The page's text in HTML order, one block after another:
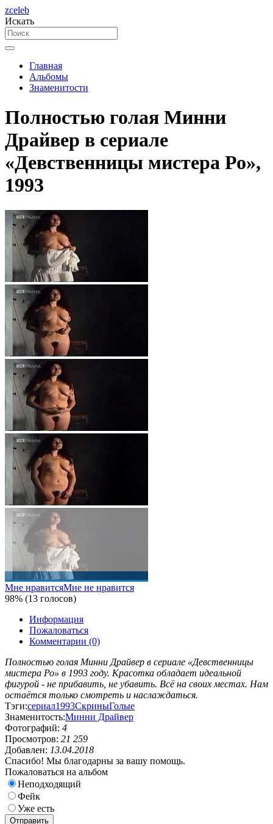
zceleb
Искать
Главная
Альбомы
Знаменитости
Полностью голая Минни
Драйвер в сериале
«Девственницы мистера Ро»,
1993
Мне нравитсяМне не нравится
98% (13 голосов)
Информация
Пожаловаться
Комментарии (0)
Полностью голая Минни Драйвер в сериале «Девственницы
мистера Ро» в 1993 году. Красотка обладает идеальной
фигурой - не прибавить, не убавить. Всё на своих местах. Нам
остаётся только смотреть и наслаждаться.
Тэги:сериал1993СкриныГолые
Знаменитость:Минни Драйвер
Фотографий: 4
Просмотров: 21 259
Добавлен: 13.04.2018
Спасибо! Мы благодарны за вашу помощь.
Пожаловаться на альбом
Неподходящий
Фейк
Уже есть